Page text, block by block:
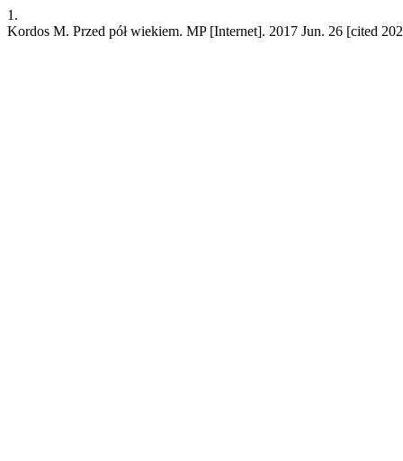
1.
Kordos M. Przed pół wiekiem. MP [Internet]. 2017 Jun. 26 [cited